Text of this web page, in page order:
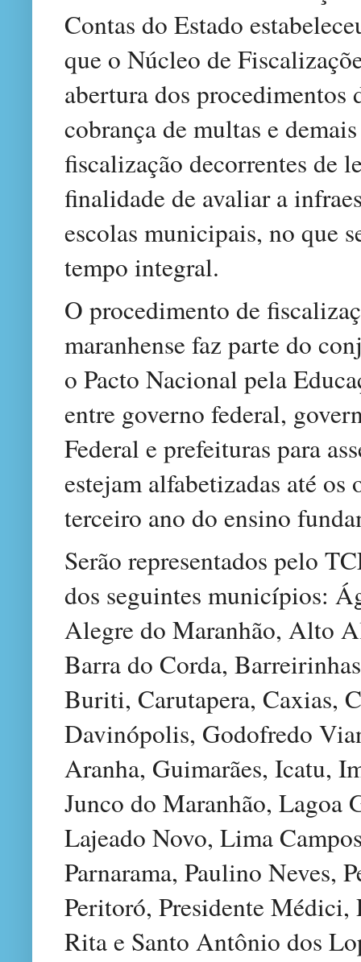
Contas do Estado
que o Núcleo de
abertura dos procedimentos
cobrança de multas e
fiscalização decorrentes de
finalidade de avaliar a
escolas municipais, no que
tempo integral.
O procedimento de
maranhense faz parte do
o Pacto Nacional pela
entre governo federal,
Federal e prefeituras para
estejam alfabetizadas até
terceiro ano do ensino
Serão representados pelo
dos seguintes municípios:
Alegre do Maranhão, Alto
Barra do Corda,
Buriti, Carutapera, Caxias,
Davinópolis, Godofredo
Aranha, Guimarães, Icatu,
Junco do Maranhão, Lagoa
Lajeado Novo, Lima
Parnarama, Paulino Neves,
Peritoró, Presidente Médici,
Rita e Santo Antônio dos